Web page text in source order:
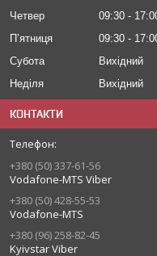
Четвер
09:30
Пʼятниця
09:30
Субота
Вихідний
Неділя
Вихідний
КОНТАКТИ
+380 (50) 337-61-56
Vodafone-MTS Viber
+380 (50) 428-55-53
Vodafone-MTS
+380 (96) 258-82-45
Kyivstar Viber